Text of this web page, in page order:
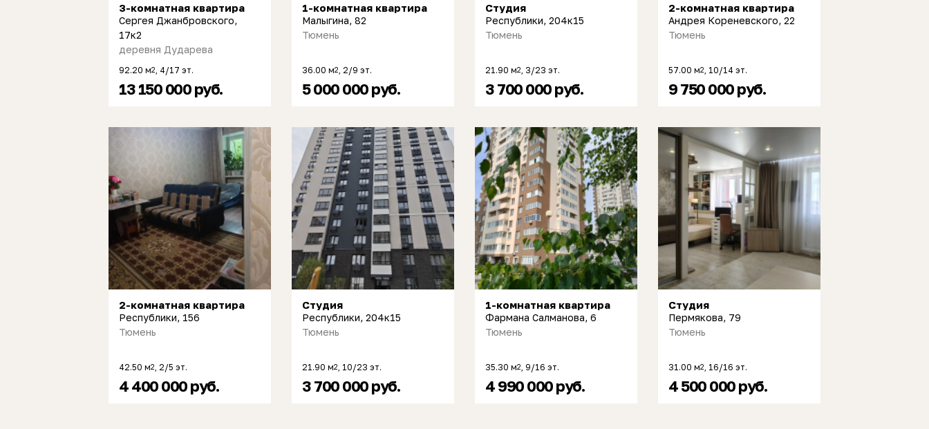
3-комнатная квартира
Сергея Джанбровского,
17к2
деревня Дударева
92.20 м2, 4/17 эт.
13 150 000 руб.
1-комнатная квартира
Малыгина, 82
Тюмень
36.00 м2, 2/9 эт.
5 000 000 руб.
Студия
Республики, 204к15
Тюмень
21.90 м2, 3/23 эт.
3 700 000 руб.
2-комнатная квартира
Андрея Кореневского, 22
Тюмень
57.00 м2, 10/14 эт.
9 750 000 руб.
2-комнатная квартира
Республики, 156
Тюмень
42.50 м2, 2/5 эт.
4 400 000 руб.
Студия
Республики, 204к15
Тюмень
21.90 м2, 10/23 эт.
3 700 000 руб.
1-комнатная квартира
Фармана Салманова, 6
Тюмень
35.30 м2, 9/16 эт.
4 990 000 руб.
Студия
Пермякова, 79
Тюмень
31.00 м2, 16/16 эт.
4 500 000 руб.